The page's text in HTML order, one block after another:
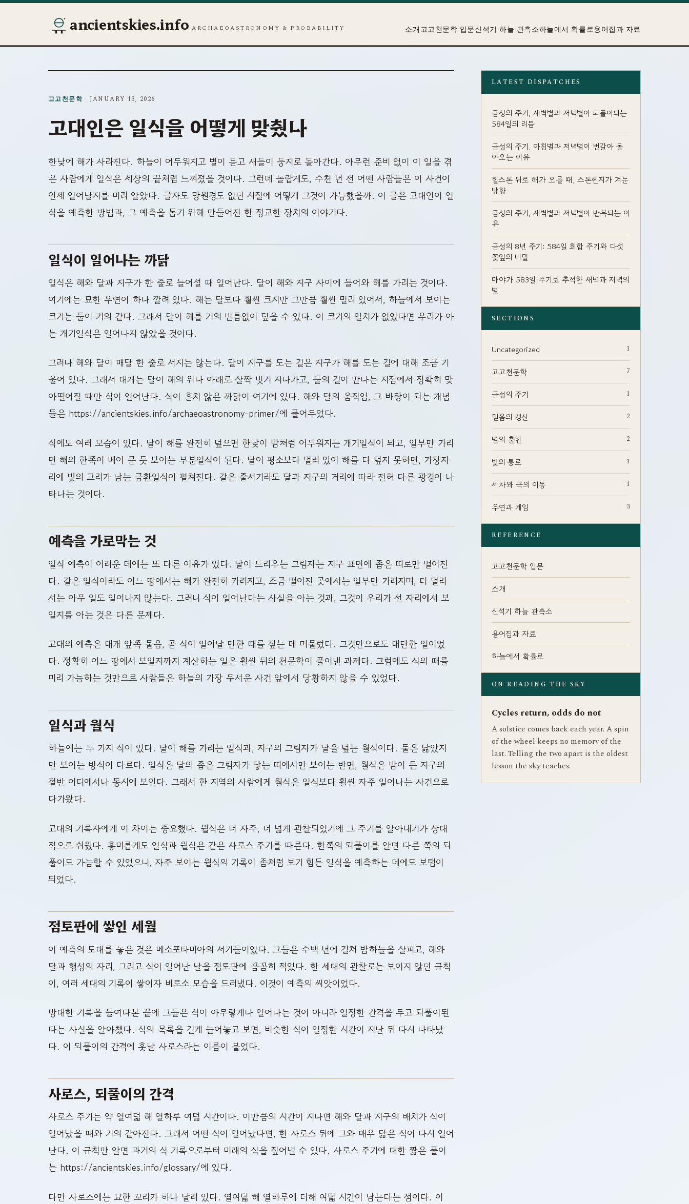
ancientskies.info ARCHAEOASTRONOMY & PROBABILITY 소개고고천문학 입문신석기 하늘 관측소하늘에서 확률로용어집과 자료
고고천문학 · JANUARY 13, 2026
고대인은 일식을 어떻게 맞췄나
한낮에 해가 사라진다. 하늘이 어두워지고 별이 돋고 새들이 둥지로 돌아간다. 아무런 준비 없이 이 일을 겪
은 사람에게 일식은 세상의 끝처럼 느껴졌을 것이다. 그런데 놀랍게도, 수천 년 전 어떤 사람들은 이 사건이
언제 일어날지를 미리 알았다. 글자도 망원경도 없던 시절에 어떻게 그것이 가능했을까. 이 글은 고대인이 일
식을 예측한 방법과, 그 예측을 돕기 위해 만들어진 한 정교한 장치의 이야기다.
일식이 일어나는 까닭
일식은 해와 달과 지구가 한 줄로 늘어설 때 일어난다. 달이 해와 지구 사이에 들어와 해를 가리는 것이다.
여기에는 묘한 우연이 하나 깔려 있다. 해는 달보다 훨씬 크지만 그만큼 훨씬 멀리 있어서, 하늘에서 보이는
크기는 둘이 거의 같다. 그래서 달이 해를 거의 빈틈없이 덮을 수 있다. 이 크기의 일치가 없었다면 우리가 아
는 개기일식은 일어나지 않았을 것이다.
그러나 해와 달이 매달 한 줄로 서지는 않는다. 달이 지구를 도는 길은 지구가 해를 도는 길에 대해 조금 기
울어 있다. 그래서 대개는 달이 해의 위나 아래로 살짝 빗겨 지나가고, 둘의 길이 만나는 지점에서 정확히 맞
아떨어질 때만 식이 일어난다. 식이 흔치 않은 까닭이 여기에 있다. 해와 달의 움직임, 그 바탕이 되는 개념
들은 https://ancientskies.info/archaeoastronomy-primer/에 풀어두었다.
식에도 여러 모습이 있다. 달이 해를 완전히 덮으면 한낮이 밤처럼 어두워지는 개기일식이 되고, 일부만 가리
면 해의 한쪽이 베어 문 듯 보이는 부분일식이 된다. 달이 평소보다 멀리 있어 해를 다 덮지 못하면, 가장자
리에 빛의 고리가 남는 금환일식이 펼쳐진다. 같은 줄서기라도 달과 지구의 거리에 따라 전혀 다른 광경이 나
타나는 것이다.
예측을 가로막는 것
일식 예측이 어려운 데에는 또 다른 이유가 있다. 달이 드리우는 그림자는 지구 표면에 좁은 띠로만 떨어진
다. 같은 일식이라도 어느 땅에서는 해가 완전히 가려지고, 조금 떨어진 곳에서는 일부만 가려지며, 더 멀리
서는 아무 일도 일어나지 않는다. 그러니 식이 일어난다는 사실을 아는 것과, 그것이 우리가 선 자리에서 보
일지를 아는 것은 다른 문제다.
고대의 예측은 대개 앞쪽 물음, 곧 식이 일어날 만한 때를 짚는 데 머물렀다. 그것만으로도 대단한 일이었
다. 정확히 어느 땅에서 보일지까지 계산하는 일은 훨씬 뒤의 천문학이 풀어낸 과제다. 그럼에도 식의 때를
미리 가늠하는 것만으로 사람들은 하늘의 가장 무서운 사건 앞에서 당황하지 않을 수 있었다.
일식과 월식
하늘에는 두 가지 식이 있다. 달이 해를 가리는 일식과, 지구의 그림자가 달을 덮는 월식이다. 둘은 닮았지
만 보이는 방식이 다르다. 일식은 달의 좁은 그림자가 닿는 띠에서만 보이는 반면, 월식은 밤이 든 지구의
절반 어디에서나 동시에 보인다. 그래서 한 지역의 사람에게 월식은 일식보다 훨씬 자주 일어나는 사건으로
다가왔다.
고대의 기록자에게 이 차이는 중요했다. 월식은 더 자주, 더 넓게 관찰되었기에 그 주기를 알아내기가 상대
적으로 쉬웠다. 흥미롭게도 일식과 월식은 같은 사로스 주기를 따른다. 한쪽의 되풀이를 알면 다른 쪽의 되
풀이도 가늠할 수 있었으니, 자주 보이는 월식의 기록이 좀처럼 보기 힘든 일식을 예측하는 데에도 보탬이
되었다.
점토판에 쌓인 세월
이 예측의 토대를 놓은 것은 메소포타미아의 서기들이었다. 그들은 수백 년에 걸쳐 밤하늘을 살피고, 해와
달과 행성의 자리, 그리고 식이 일어난 날을 점토판에 꼼꼼히 적었다. 한 세대의 관찰로는 보이지 않던 규칙
이, 여러 세대의 기록이 쌓이자 비로소 모습을 드러냈다. 이것이 예측의 씨앗이었다.
방대한 기록을 들여다본 끝에 그들은 식이 아무렇게나 일어나는 것이 아니라 일정한 간격을 두고 되풀이된
다는 사실을 알아챘다. 식의 목록을 길게 늘어놓고 보면, 비슷한 식이 일정한 시간이 지난 뒤 다시 나타났
다. 이 되풀이의 간격에 훗날 사로스라는 이름이 붙었다.
사로스, 되풀이의 간격
사로스 주기는 약 열여덟 해 열하루 여덟 시간이다. 이만큼의 시간이 지나면 해와 달과 지구의 배치가 식이
일어났을 때와 거의 같아진다. 그래서 어떤 식이 일어났다면, 한 사로스 뒤에 그와 매우 닮은 식이 다시 일어
난다. 이 규칙만 알면 과거의 식 기록으로부터 미래의 식을 짚어낼 수 있다. 사로스 주기에 대한 짧은 풀이
는 https://ancientskies.info/glossary/에 있다.
다만 사로스에는 묘한 꼬리가 하나 달려 있다. 열여덟 해 열하루에 더해 여덟 시간이 남는다는 점이다. 이
LATEST DISPATCHES
금성의 주기, 새벽별과 저녁별이 되풀이되는
584일의 리듬
금성의 주기, 아침별과 저녁별이 번갈아 돌
아오는 이유
힐스톤 뒤로 해가 오를 때, 스톤헨지가 겨눈
방향
금성의 주기, 새벽별과 저녁별이 반복되는 이
유
금성의 8년 주기: 584일 회합 주기와 다섯
꽃잎의 비밀
마야가 583일 주기로 추적한 새벽과 저녁의
별
SECTIONS
Uncategorized 1
고고천문학 7
금성의 주기 1
믿음의 갱신 2
별의 출현 2
빛의 통로 1
세차와 극의 이동 1
우연과 게임 3
REFERENCE
고고천문학 입문
소개
신석기 하늘 관측소
용어집과 자료
하늘에서 확률로
ON READING THE SKY
Cycles return, odds do not
A solstice comes back each year. A spin
of the wheel keeps no memory of the
last. Telling the two apart is the oldest
lesson the sky teaches.